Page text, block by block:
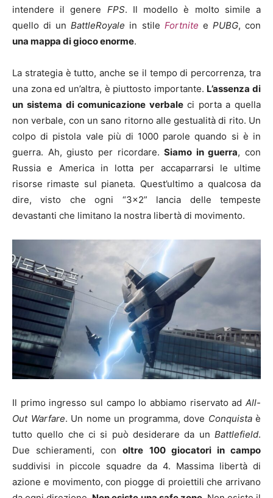
intendere il genere FPS. Il modello è molto simile a
quello di unBattleRoyale in stile Fortnite e PUBG, con
una mappa di gioco enorme.
La strategia è tutto, anche se il tempo di percorrenza, tra
una zona ed un’altra, è piuttosto importante. L’assenza di
un sistema di comunicazione verbale ci porta a quella
non verbale, con un sano ritorno alle gestualità di rito. Un
colpo di pistola vale più di 1000 parole quando si è in
guerra. Ah, giusto per ricordare.Siamo in guerra, con
Russia e America in lotta per accaparrarsi le ultime
risorse rimaste sul pianeta. Quest’ultimo a qualcosa da
dire, visto che ogni “3×2” lancia delle tempeste
devastanti che limitano la nostra libertà di movimento.
Il primo ingresso sul campo lo abbiamo riservato ad All-
Out Warfare. Un nome un programma, dove Conquistaè
tutto quello che ci si può desiderare da un Battlefield.
Due schieramenti, conoltre 100 giocatori in campo
suddivisi in piccole squadre da 4. Massima libertà di
azione e movimento, con piogge di proiettili che arrivano